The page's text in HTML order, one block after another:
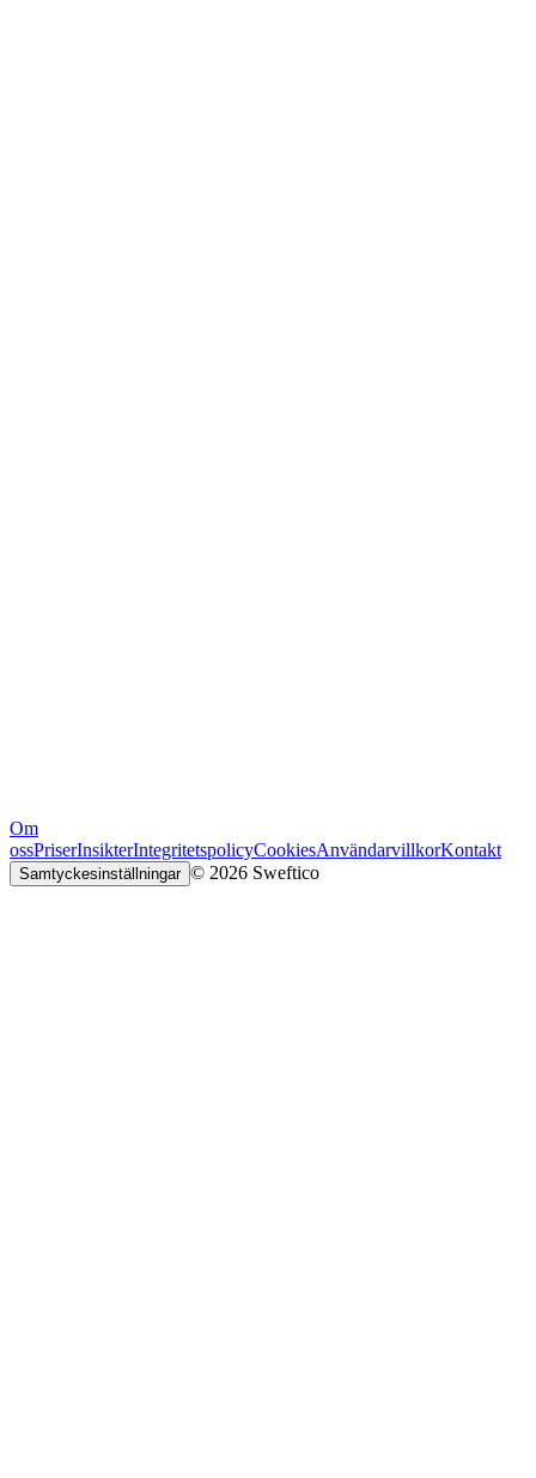
Om
ossPriserInsikterIntegritetspolicyCookiesAnvändarvillkorKontakt
Samtyckesinställningar © 2026 Sweftico